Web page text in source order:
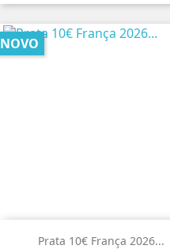
Prata 10€ França 2026...
NOVO